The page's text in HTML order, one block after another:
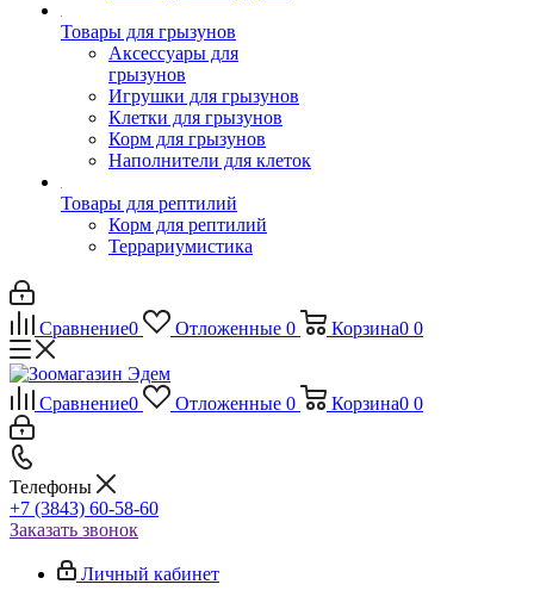
Товары для грызунов
Аксессуары для
грызунов
Игрушки для грызунов
Клетки для грызунов
Корм для грызунов
Наполнители для клеток
Товары для рептилий
Корм для рептилий
Террариумистика
Сравнение0 Отложенные 0 Корзина0 0
Сравнение0 Отложенные 0 Корзина0 0
Телефоны
+7 (3843) 60-58-60
Заказать звонок
Личный кабинет